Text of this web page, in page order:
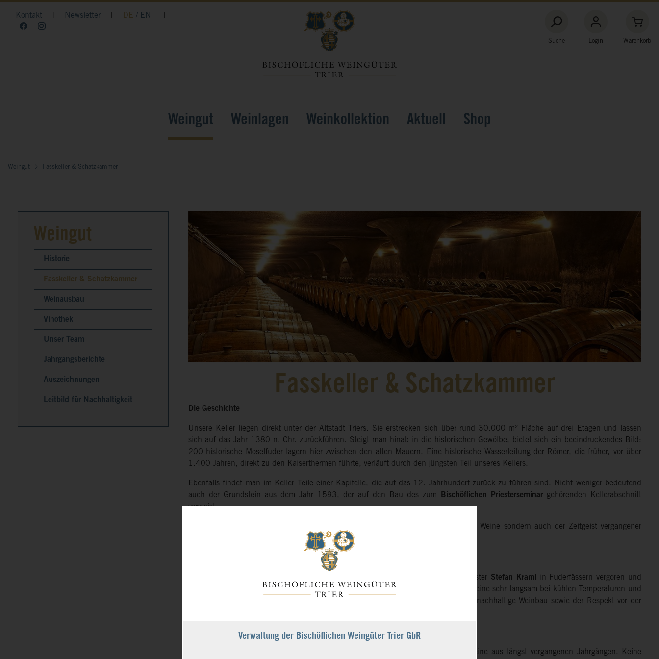
Kontakt Newsletter DE EN
Suche Login Warenkorb
Weingut Weinlagen Weinkollektion Aktuell Shop
Weingut Fasskeller & Schatzkammer
Weingut
Historie
Fasskeller & Schatzkammer
Weinausbau
Vinothek
Unser Team
Jahrgangsberichte
Auszeichnungen
Leitbild für Nachhaltigkeit
Fasskeller & Schatzkammer
Die Geschichte
Unsere Keller liegen direkt unter der Altstadt Triers. Sie erstrecken sich über rund 30.000 m² Fläche auf drei Etagen und lassen
sich auf das Jahr 1380 n. Chr. zurückführen. Steigt man hinab in die historischen Gewölbe, bietet sich ein beeindruckendes Bild:
200 historische Moselfuder lagern hier zwischen den alten Mauern. Eine historische Wasserleitung der Römer, die früher, vor über
1.400 Jahren, direkt zu den Kaiserthermen führte, verläuft durch den jüngsten Teil unseres Kellers.
Ebenfalls findet man im Keller Teile einer Kapitelle, die auf das 12. Jahrhundert zurück zu führen sind. Nicht weniger bedeutend
auch der Grundstein aus dem Jahr 1593, der auf den Bau des zum
Bischöflichen Priesterseminar gehörenden Kellerabschnitt
verweist.
nicht nur traditionsreiche Weine sondern auch der Zeitgeist vergangener
Je nach Jahrgang werden etwa vierzig Prozent der Weine durch unseren Kellermeister Stefan Kraml
in Fuderfässern vergoren und
ausgebaut. In diesen 1.000 Liter fassenden Fässern aus Eichenholz vergären die Weine sehr langsam bei kühlen Temperaturen und
dies meist mit eigenen Weinbergshefen. Die Wahrung traditioneller Techniken, der nachhaltige Weinbau sowie der Respekt vor der
Die Schatzkammer
Hinter einer jahrhundertealten Geschichte verbergen sich auch gereifte Rieslingweine aus längst vergangenen Jahrgängen. Keine
Verwaltung der Bischöflichen Weingüter Trier GbR